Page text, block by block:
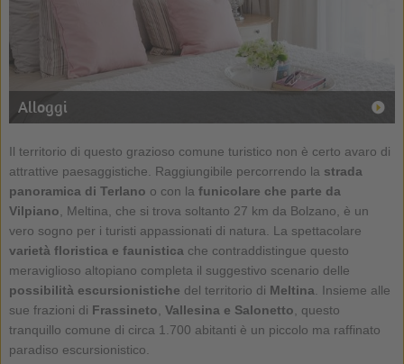
Alloggi
Il territorio di questo grazioso comune turistico non è certo avaro di
attrattive paesaggistiche. Raggiungibile percorrendo la strada
panoramica di Terlano o con la funicolare che parte da
Vilpiano, Meltina, che si trova soltanto 27 km da Bolzano, è un
vero sogno per i turisti appassionati di natura. La spettacolare
varietà floristica e faunisticache contraddistingue questo
meraviglioso altopiano completa il suggestivo scenario delle
possibilità escursionistiche del territorio di Meltina. Insieme alle
sue frazioni di Frassineto, Vallesina e Salonetto, questo
tranquillo comune di circa 1.700 abitanti è un piccolo ma raffinato
paradiso escursionistico.